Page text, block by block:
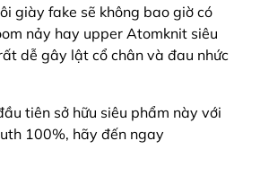
giày fake sẽ không bao giờ có
nảy hay upper Atomknit siêu
dễ gây lật cổ chân và đau nhức
tiên sở hữu siêu phẩm này với
100%, hãy đến ngay